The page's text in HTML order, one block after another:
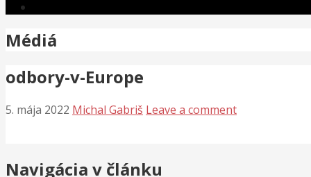
Médiá
odbory-v-Europe
5. mája 2022 Michal Gabriš Leave a comment
Navigácia v článku